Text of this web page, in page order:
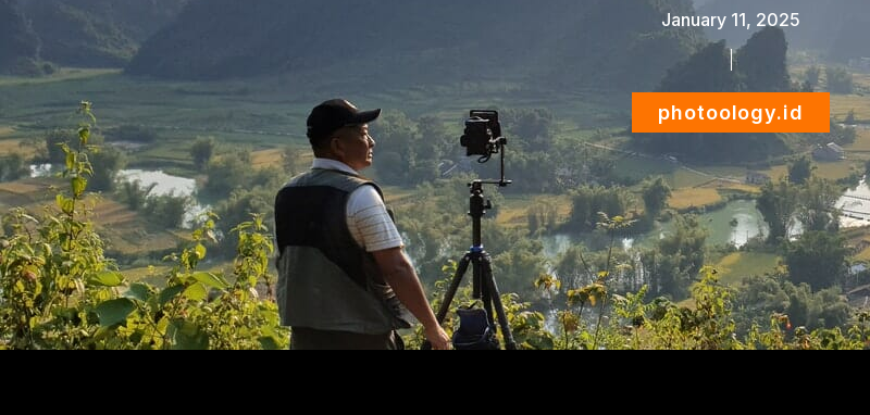
January 11, 2025
photoology.id